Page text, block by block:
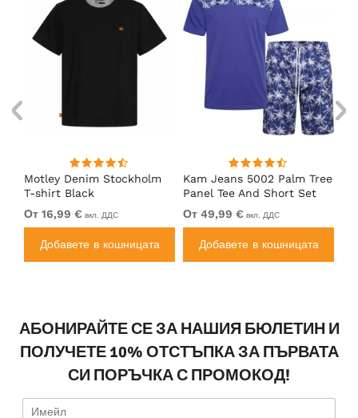
Motley Denim Stockholm
T-shirt Black
От 16,99 € вкл. ДДС
Добавете в кошницата
Kam Jeans 5002 Palm Tree
Panel Tee And Short Set
Electric Blue
От 49,99 € вкл. ДДС
Добавете в кошницата
АБОНИРАЙТЕ СЕ ЗА НАШИЯ БЮЛЕТИН И
ПОЛУЧЕТЕ 10% ОТСТЪПКА ЗА ПЪРВАТА
СИ ПОРЪЧКА С ПРОМОКОД!